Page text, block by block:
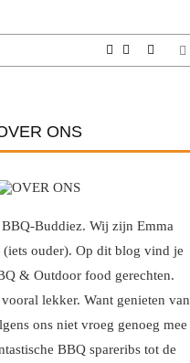
ONS
Buddiez. Wij zijn Emma
(iets ouder). Op dit blog vind je
& Outdoor food gerechten.
lekker. Want genieten van
ons niet vroeg genoeg mee
BBQ spareribs tot de